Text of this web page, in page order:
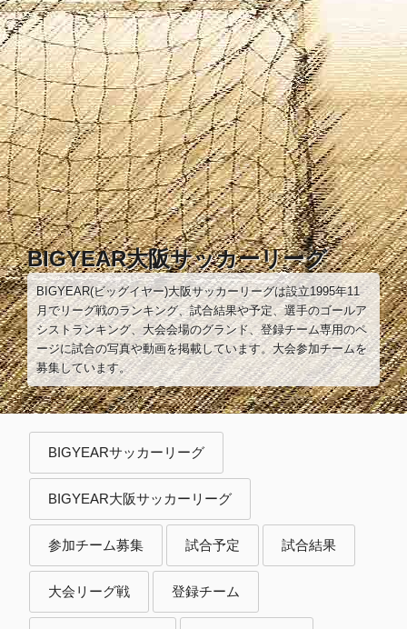
コ
ン
テ
ン
ツ
へ
ス
キ
ッ
プ
BIGYEAR大阪サッカーリーグ
BIGYEAR(ビッグイヤー)大阪サッカーリーグは設立1995年11
月でリーグ戦のランキング、試合結果や予定、選手のゴールア
シストランキング、大会会場のグランド、登録チーム専用のペ
ージに試合の写真や動画を掲載しています。大会参加チームを
募集しています。
BIGYEARサッカーリーグ
BIGYEAR大阪サッカーリーグ
参加チーム募集 試合予定 試合結果
大会リーグ戦 登録チーム